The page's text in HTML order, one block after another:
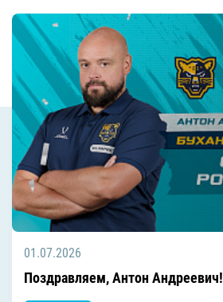
01.07.2026
Поздравляем, Антон Андреевич!